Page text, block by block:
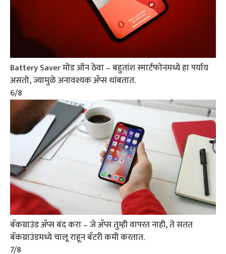
Battery Saver मोड ऑन ठेवा – बहुतांश स्मार्टफोनमध्ये हा पर्याय
असतो, ज्यामुळे अनावश्यक अ‍ॅप्स थांबतात.
6/8
बॅकग्राउंड अ‍ॅप्स बंद करा – जे अ‍ॅप्स तुम्ही वापरत नाही, ते सतत
बॅकग्राउंडमध्ये चालू राहून बॅटरी कमी करतात.
7/8